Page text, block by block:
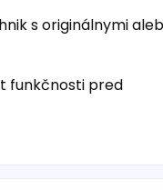
s originálnymi
funkčnosti pred